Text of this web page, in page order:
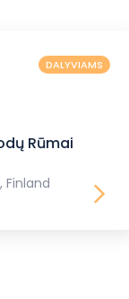
DALYVIAMS
Rūmai
Finland